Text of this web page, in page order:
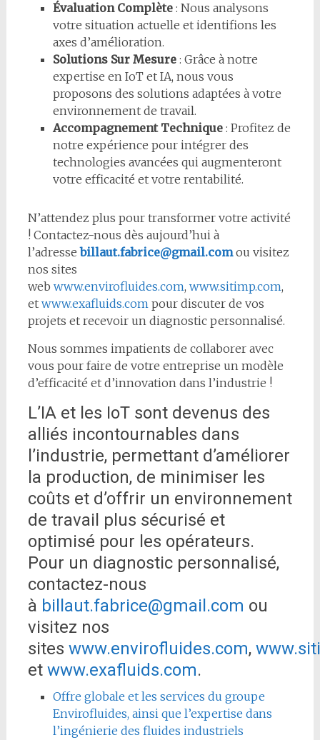
Évaluation Complète: Nous analysons
votre situation actuelle et identifions les
axes d’amélioration.
Solutions Sur Mesure: Grâce à notre
expertise en IoT et IA, nous vous
proposons des solutions adaptées à votre
environnement de travail.
Accompagnement Technique: Profitez de
notre expérience pour intégrer des
technologies avancées qui augmenteront
votre efficacité et votre rentabilité.
N’attendez plus pour transformer votre activité
! Contactez-nous dès aujourd’hui à
l’adressebillaut.fabrice@gmail.comou visitez
nos sites
web www.envirofluides.com, www.sitimp.com,
et www.exafluids.compour discuter de vos
projets et recevoir un diagnostic personnalisé.
Nous sommes impatients de collaborer avec
vous pour faire de votre entreprise un modèle
d’efficacité et d’innovation dans l’industrie !
L’IA et les IoT sont devenus des
alliés incontournables dans
l’industrie, permettant d’améliorer
la production, de minimiser les
coûts et d’offrir un environnement
de travail plus sécurisé et
optimisé pour les opérateurs.
Pour un diagnostic personnalisé,
contactez-nous
à billaut.fabrice@gmail.com ou
visitez nos
sites www.envirofluides.com,
et www.exafluids.com.
Offre globale et les services du groupe
Envirofluides, ainsi que l’expertise dans
l’ingénierie des fluides industriels